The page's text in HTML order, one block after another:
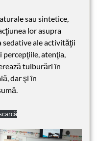
sau sintetice,
lor asupra
sedative ale activităţii
atenţia,
tulburări în
dar şi în